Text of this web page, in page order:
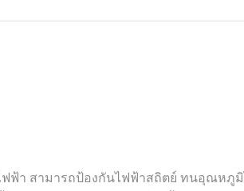
สามารถป้องกันไฟฟ้าสถิตย์ ทนอุณหภูมิ